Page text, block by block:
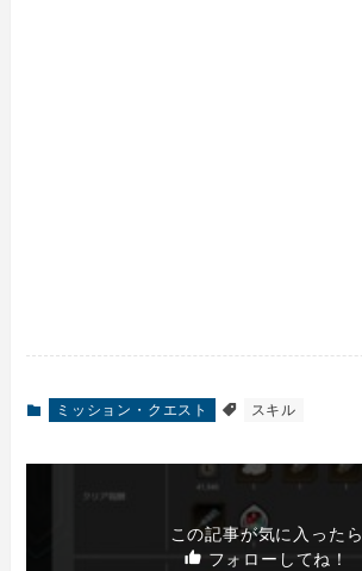
ミッション・クエスト スキル
この記事が気に入ったら
フォローしてね！